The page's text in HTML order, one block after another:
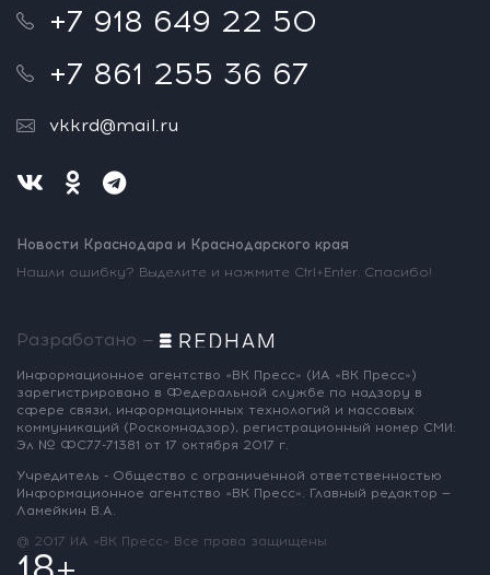
+7 918 649 22 50
+7 861 255 36 67
vkkrd@mail.ru
Новости Краснодара и Краснодарского края
Нашли ошибку? Выделите и нажмите Ctrl+Enter. Спасибо!
Разработано —
Информационное агентство «ВК Пресс» (ИА «ВК Пресс»)
зарегистрировано в Федеральной службе по надзору в
сфере связи, информационных технологий и массовых
коммуникаций (Роскомнадзор), регистрационный номер СМИ:
Эл № ФС77-71381 от 17 октября 2017 г.
Учредитель - Общество с ограниченной ответственностью
Информационное агентство «ВК Пресс». Главный редактор —
Ламейкин В.А.
@ 2017 ИА «ВК Пресс» Все права защищены